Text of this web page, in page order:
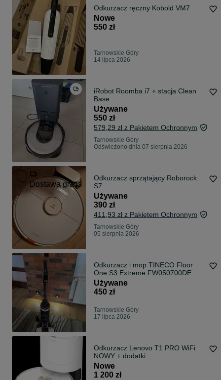
Odkurzacz ręczny Kobold VM7
Nowe
550 zł
Tarnowskie Góry
14 lipca 2026
iRobot Roomba i7 + stacja Clean
Base
Używane
550 zł
579,29 zł z Pakietem Ochronnym
Tarnowskie Góry
Odświeżono dnia 07 sierpnia 2026
Dostawa gratis
Odkurzacz sprzątający Roborock
S7
Używane
390 zł
411,93 zł z Pakietem Ochronnym
Tarnowskie Góry
05 sierpnia 2026
Odkurzacz i mop TINECO Floor
One S3 Extreme FW050700DE
Używane
450 zł
Tarnowskie Góry
17 lipca 2026
Odkurzacz Lenovo T1 PRO WiFi
NOWY + dodatki
Nowe
1 200 zł